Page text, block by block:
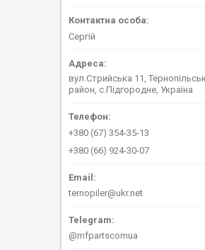
Сергій
вул.Стрийська 11,
район, с.Підгородне, Україна
+380 (67) 354-35-13
+380 (66) 924-30-07
ternopiler@ukr.net
@mfpartscomua